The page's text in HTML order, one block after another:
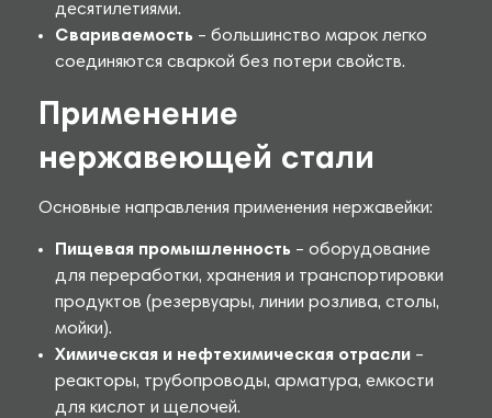
десятилетиями.
Свариваемость – большинство марок легко
соединяются сваркой без потери свойств.
Применение
нержавеющей стали
Основные направления применения нержавейки:
Пищевая промышленность – оборудование
для переработки, хранения и транспортировки
продуктов (резервуары, линии розлива, столы,
мойки).
Химическая и нефтехимическая отрасли –
реакторы, трубопроводы, арматура, емкости
для кислот и щелочей.